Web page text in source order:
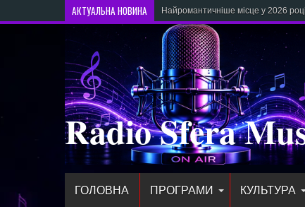
АКТУАЛЬНА НОВИНА Найромантичніше місце у 2026
Radio Sfera
ГОЛОВНА ПРОГРАМИ КУЛЬТУРА